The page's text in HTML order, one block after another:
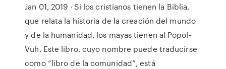
Jan 01, 2019 · Si los cristianos tienen la Biblia,
que relata la historia de la creación del mundo
y de la humanidad, los mayas tienen al Popol-
Vuh. Este libro, cuyo nombre puede traducirse
como “libro de la comunidad”, está